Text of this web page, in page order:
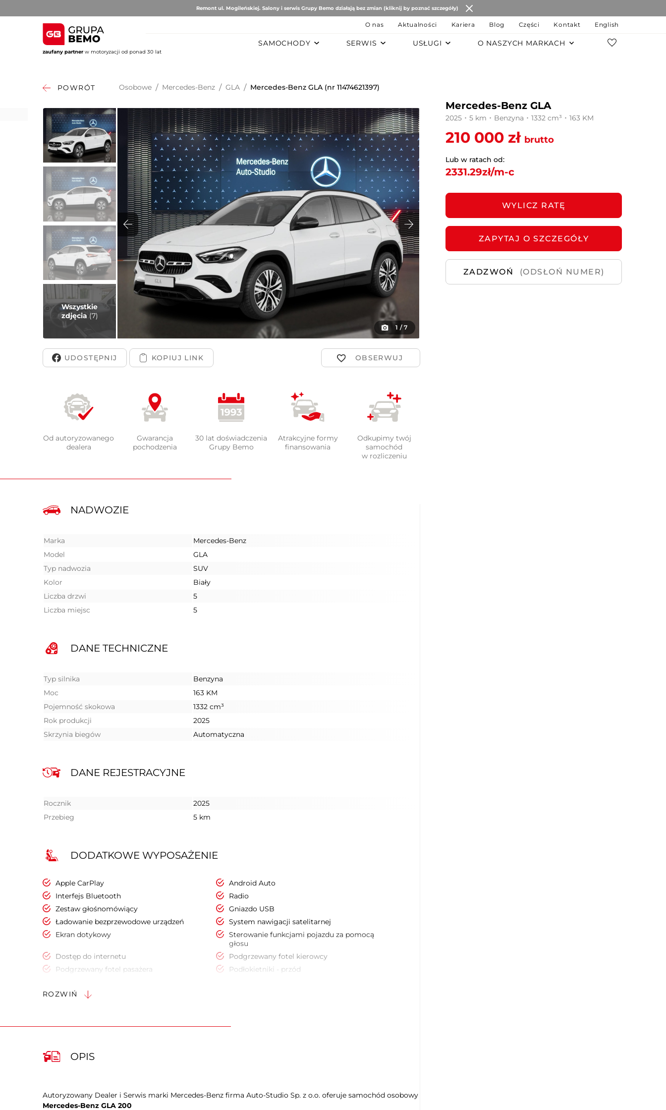
Remont ul. Mogileńskiej. Salony i serwis Grupy Bemo działają bez zmian (kliknij by poznać szczegóły)
zaufany partner w motoryzacji od ponad 30 lat
O nas Aktualności Kariera Blog Części Kontakt English
SAMOCHODY SERWIS USŁUGI O NASZYCH MARKACH
AUTO BRUNO
Volvo Alfa Romeo
DS Automobiles
Fiat
Citroën
Hyundai
Jeep
Opel
Mercedes-Benz
Mazda JAC Motors
OMODA
MG
LEVC
Samochody
POWRÓT Osobowe / Mercedes-Benz / GLA / Mercedes-Benz GLA (nr 11474621397)
Wszystkie
zdjęcia (7)
1 / 7
UDOSTĘPNIJ
Od autoryzowanego
dealera
Gwarancja
pochodzenia
30 lat doświadczenia
Grupy Bemo
Atrakcyjne formy
finansowania
Odkupimy twój
samochód
w rozliczeniu
NADWOZIE
Marka
Mercedes-Benz
Model
GLA
Typ nadwozia
SUV
Kolor
Biały
Liczba drzwi
5
Liczba miejsc
5
DANE TECHNICZNE
Typ silnika
Benzyna
Moc
163 KM
Pojemność skokowa
1332 cm³
Rok produkcji
2025
Skrzynia biegów
Automatyczna
DANE REJESTRACYJNE
Rocznik
2025
Przebieg
5 km
DODATKOWE WYPOSAŻENIE
Apple CarPlay
Android Auto
Interfejs Bluetooth
Radio
Zestaw głośnomówiący
Gniazdo USB
Ładowanie bezprzewodowe urządzeń
System nawigacji satelitarnej
Ekran dotykowy
Sterowanie funkcjami pojazdu za pomocą
głosu
Dostęp do internetu
Podgrzewany fotel kierowcy
Podgrzewany fotel pasażera
Podłokietniki - przód
Kierownica wielofunkcyjna
parkowaniu)
Lusterka boczne ustawiane elektrycznie
Podgrzewane lusterka boczne
Lusterka boczne składane elektrycznie
ROZWIŃ
OPIS
Autoryzowany Dealer i Serwis marki Mercedes-Benz firma Auto-Studio Sp. z o.o. oferuje samochód osobowy
Mercedes-Benz GLA 200
Mercedes-Benz GLA
2025 ･ 5 km ･ Benzyna ･ 1332 cm³ ･ 163 KM
210 000 zł brutto
Lub w ratach od:
2331.29zł/m-c
WYLICZ RATĘ
ZAPYTAJ O SZCZEGÓŁY
ZADZWOŃ (ODSŁOŃ NUMER)